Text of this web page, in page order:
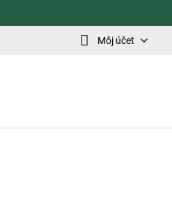
Môj účet